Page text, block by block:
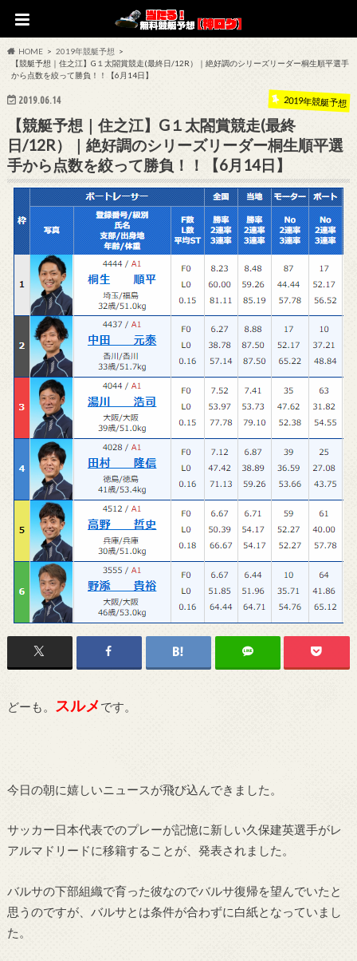
HOME
2019年競艇予想
【競艇予想｜住之江】G１太閤賞競走(最終日/12R）｜絶好調のシリーズリーダー桐生順平選手
から点数を絞って勝負！！【6月14日】
2019.06.14 2019年競艇予想
【競艇予想｜住之江】G１太閤賞競走(最終
日/12R）｜絶好調のシリーズリーダー桐生順平選
手から点数を絞って勝負！！【6月14日】
どーも。 スルメです。
今日の朝に嬉しいニュースが飛び込んできました。
サッカー日本代表でのプレーが記憶に新しい久保建英選手がレ
アルマドリードに移籍することが、発表されました。
バルサの下部組織で育った彼なのでバルサ復帰を望んでいたと
思うのですが、バルサとは条件が合わずに白紙となっていまし
た。